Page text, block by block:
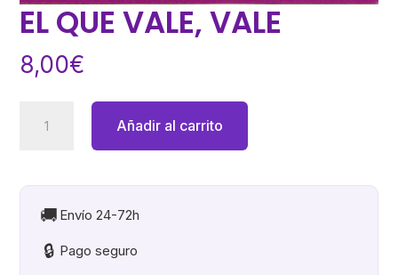
EL QUE VALE, VALE
8,00€
QUE
VALE
cantidad
Añadir al carrito
🚚 Envío 24-72h
🔒 Pago seguro